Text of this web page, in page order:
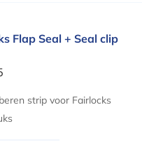
clip /set
Flap Seal + Seal clip
strip voor Fairlocks